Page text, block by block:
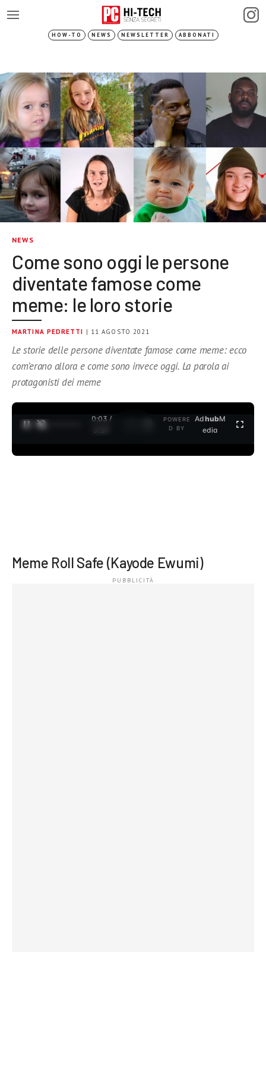
HOW-TO NEWS NEWSLETTER ABBONATI
NEWS
Come sono oggi le persone
diventate famose come
meme: le loro storie
MARTINA PEDRETTI | 11 AGOSTO 2021
Le storie delle persone diventate famose come meme: ecco
com’erano allora e come sono invece oggi. La parola ai
protagonisti dei meme
0:04 /
3:37
POWERE
D BY
AdhubM
edia
Meme Roll Safe (Kayode Ewumi)